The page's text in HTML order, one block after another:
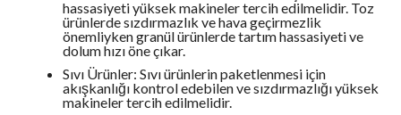
hassasiyeti yüksek makineler tercih edilmelidir. Toz
ürünlerde sızdırmazlık ve hava geçirmezlik
önemliyken granül ürünlerde tartım hassasiyeti ve
dolum hızı öne çıkar.
Sıvı Ürünler: Sıvı ürünlerin paketlenmesi için
akışkanlığı kontrol edebilen ve sızdırmazlığı yüksek
makineler tercih edilmelidir.